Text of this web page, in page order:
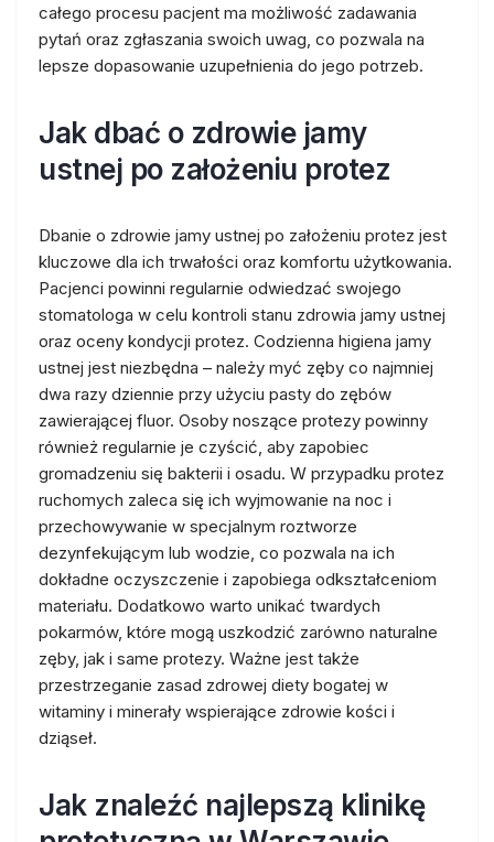
całego procesu pacjent ma możliwość zadawania
pytań oraz zgłaszania swoich uwag, co pozwala na
lepsze dopasowanie uzupełnienia do jego potrzeb.
Jak dbać o zdrowie jamy
ustnej po założeniu protez
Dbanie o zdrowie jamy ustnej po założeniu protez jest
kluczowe dla ich trwałości oraz komfortu użytkowania.
Pacjenci powinni regularnie odwiedzać swojego
stomatologa w celu kontroli stanu zdrowia jamy ustnej
oraz oceny kondycji protez. Codzienna higiena jamy
ustnej jest niezbędna – należy myć zęby co najmniej
dwa razy dziennie przy użyciu pasty do zębów
zawierającej fluor. Osoby noszące protezy powinny
również regularnie je czyścić, aby zapobiec
gromadzeniu się bakterii i osadu. W przypadku protez
ruchomych zaleca się ich wyjmowanie na noc i
przechowywanie w specjalnym roztworze
dezynfekującym lub wodzie, co pozwala na ich
dokładne oczyszczenie i zapobiega odkształceniom
materiału. Dodatkowo warto unikać twardych
pokarmów, które mogą uszkodzić zarówno naturalne
zęby, jak i same protezy. Ważne jest także
przestrzeganie zasad zdrowej diety bogatej w
witaminy i minerały wspierające zdrowie kości i
dziąseł.
Jak znaleźć najlepszą klinikę